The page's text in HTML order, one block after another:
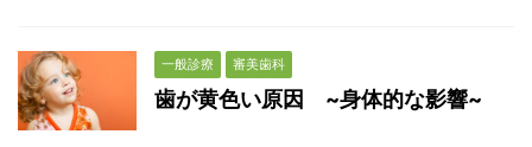
一般診療 審美歯科
歯が黄色い原因 ~身体的な影響~